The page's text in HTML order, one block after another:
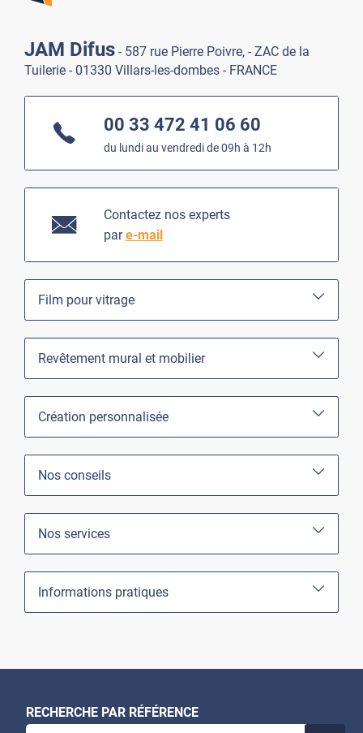
JAM Difus - 587 rue Pierre Poivre, - ZAC de la
Tuilerie - 01330 Villars-les-dombes - FRANCE
00 33 472 41 06 60
du lundi au vendredi de 09h à 12h
Contactez nos experts
pare-mail
Film pour vitrage
Revêtement mural et mobilier
Création personnalisée
Nos conseils
Nos services
Informations pratiques
RECHERCHE PAR RÉFÉRENCE